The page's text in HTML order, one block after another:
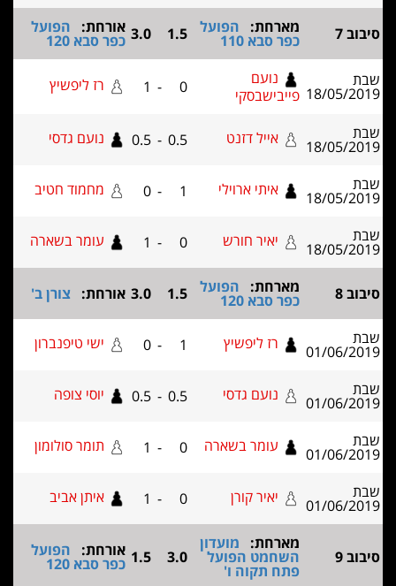
מארחת:הפועל
כפר סבא 110 1.5
3.0 אורחת:הפועל
כפר סבא 120
18/05/
נועם
פייבישבסקי
1 רז ליפשיץ
18/05/ אייל דזנט 0.5 נועם גדסי
18/05/ איתי ארוילי 1
0 מחמוד חטיב
18/05/ יאיר חורש 0
1 עומר בשארה
מארחת:הפועל
כפר סבא 120 1.5
3.0 אורחת:צורן ב'
01/06/ רז ליפשיץ 1
0 ישי טיפנברון
01/06/ נועם גדסי 0.5
0.5 יוסי צופה
01/06/ עומר בשארה 0
1 תומר סולומון
01/06/ יאיר קורן 1 איתן אביב
מארחת:מועדון
השחמט הפועל
פתח תקוה ו'
3.0
1.5 אורחת:הפועל
כפר סבא 120